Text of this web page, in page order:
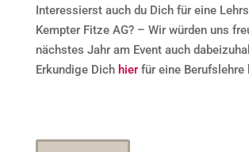
Interessierst auch du Dich für eine
Kempter Fitze AG? – Wir würden uns
nächstes Jahr am Event auch
Erkundige Dich hierfür eine Berufslehre